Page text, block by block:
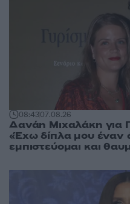
08:4307.08.26
Δανάη Μιχαλάκη για
«Έχω δίπλα μου
εμπιστεύομαι και